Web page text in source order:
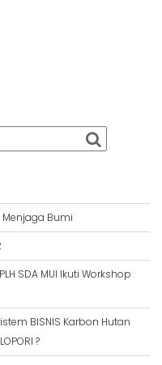
Menjaga Bumi
SDA MUI Ikuti Workshop
BISNIS Karbon Hutan
?